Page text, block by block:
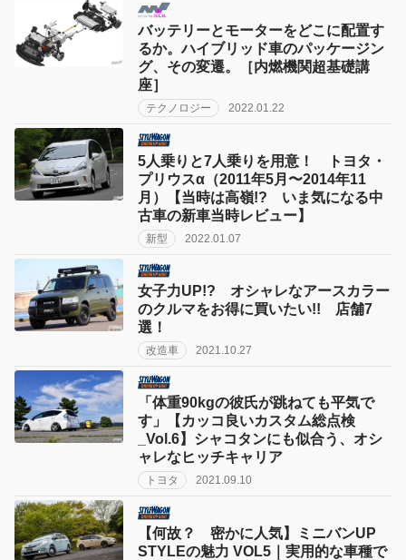
バッテリーとモーターをどこに配置す
るか。ハイブリッド車のパッケージン
グ、その変遷。［内燃機関超基礎講
座］
テクノロジー 2022.01.22
5人乗りと7人乗りを用意！ トヨタ・
プリウスα（2011年5月〜2014年11
月）【当時は高嶺!? いま気になる中
古車の新車当時レビュー】
新型 2022.01.07
女子力UP!? オシャレなアースカラー
のクルマをお得に買いたい!! 店舗7
選！
改造車 2021.10.27
「体重90kgの彼氏が跳ねても平気で
す」【カッコ良いカスタム総点検
_Vol.6】シャコタンにも似合う、オシ
ャレなヒッチキャリア
トヨタ 2021.09.10
【何故？ 密かに人気】ミニバンUP
STYLEの魅力 VOL5｜実用的な車種で